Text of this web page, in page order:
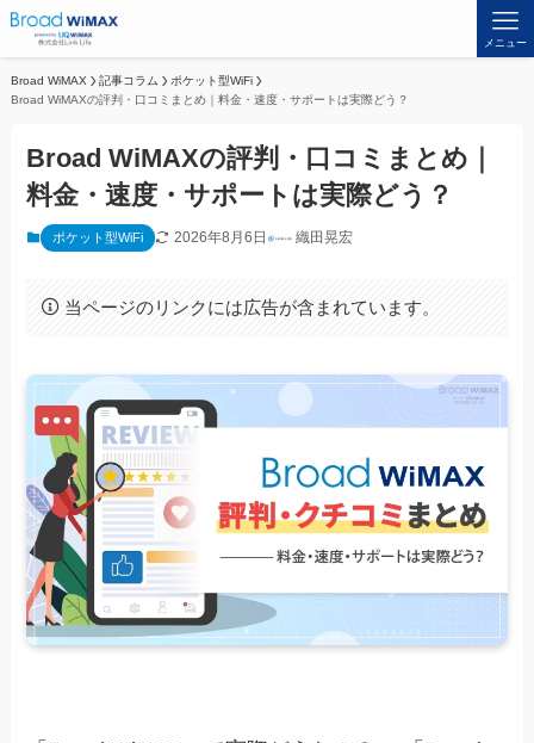
メニュー
Broad WiMAX 記事コラム
ポケット型WiFi
Broad WiMAXの評判・口コミまとめ｜料金・速度・サポートは実際どう？
Broad WiMAXの評判・口コミまとめ｜
料金・速度・サポートは実際どう？
ポケット型WiFi 2026年8月6日 織田晃宏
当ページのリンクには広告が含まれています。